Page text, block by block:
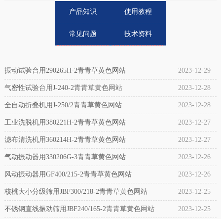
产品知识 使用教程
常见问题 技术资料
振动试验台用290265H-2青青草黄色网站 2023-12-29
气密性试验台用J-240-2青青草黄色网站 2023-12-28
全自动折叠机用J-250/2青青草黄色网站 2023-12-28
工业洗脱机用380221H-2青青草黄色网站 2023-12-27
滤布清洗机用360214H-2青青草黄色网站 2023-12-27
气动振动器用330206G-3青青草黄色网站 2023-12-26
风动振动器用GF400/215-2青青草黄色网站 2023-12-26
核桃大小分级筛用JBF300/218-2青青草黄色网站 2023-12-25
不锈钢直线振动筛用JBF240/165-2青青草黄色网站 2023-12-25